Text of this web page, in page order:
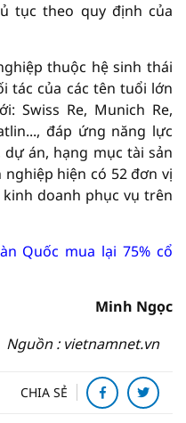
tục theo quy định của
thuộc hệ sinh thái
tác của các tên tuổi lớn
Swiss Re, Munich Re,
đáp ứng năng lực
án, hạng mục tài sản
hiện có 52 đơn vị
doanh phục vụ trên
Quốc mua lại 75% cổ
Minh Ngọc
Nguồn : vietnamnet.vn
CHIA SẺ